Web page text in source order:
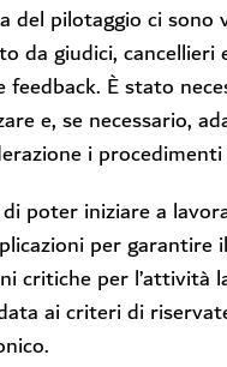
del pilotaggio ci
da giudici, cancellieri
feedback. È stato
e, se necessario,
i
poter iniziare a
per garantire
critiche per l’attività
ai criteri di